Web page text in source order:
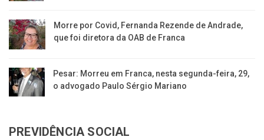
Morre por Covid, Fernanda Rezende de Andrade,
que foi diretora da OAB de Franca
Pesar: Morreu em Franca, nesta segunda-feira, 29,
o advogado Paulo Sérgio Mariano
PREVIDÊNCIA SOCIAL